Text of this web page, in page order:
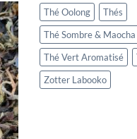
Thé Oolong
Thés
Thé Sombre & Maocha
Thé Vert Aromatisé
Zotter Labooko